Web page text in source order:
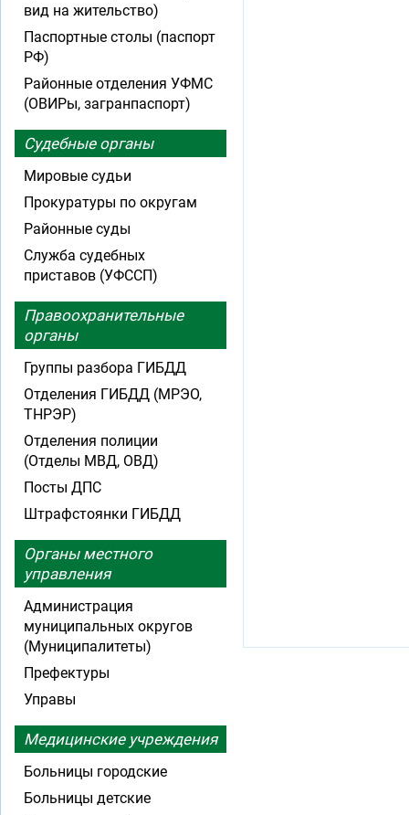
вид на жительство)
Паспортные столы (паспорт
РФ)
Районные отделения УФМС
(ОВИРы, загранпаспорт)
Судебные органы
Мировые судьи
Прокуратуры по округам
Районные суды
Служба судебных
приставов (УФССП)
Правоохранительные
органы
Группы разбора ГИБДД
Отделения ГИБДД (МРЭО,
ТНРЭР)
Отделения полиции
(Отделы МВД, ОВД)
Посты ДПС
Штрафстоянки ГИБДД
Органы местного
управления
Администрация
муниципальных округов
(Муниципалитеты)
Префектуры
Управы
Медицинские учреждения
Больницы городские
Больницы детские